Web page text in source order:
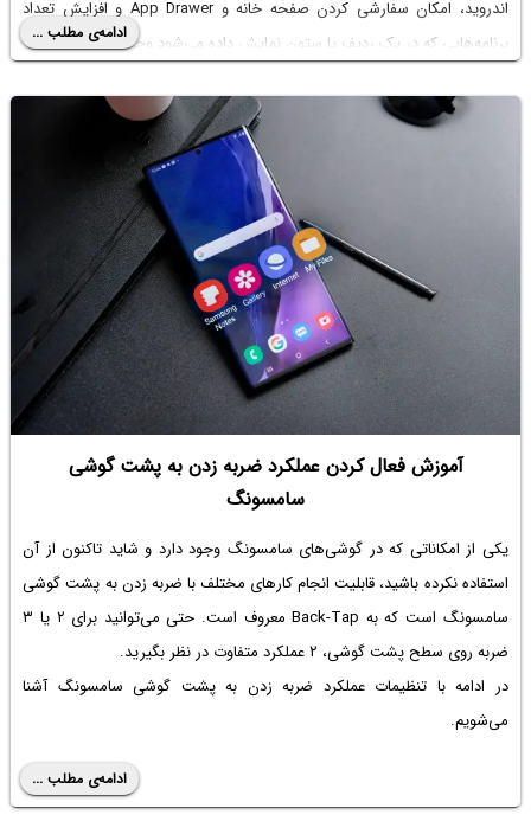
اندروید، امکان سفارشی کردن صفحه خانه و App Drawer و افزایش تعداد
برنامه‌هایی که در یک ردیف یا ستون نمایش داده می‌شود وجود دارد.
Lock قابلیت سفارشی‌سازی دارد و می‌توانید تعداد برنامه‌ها را افزایش دهید. در
ادامه‌ی مطلب ...
آموزش فعال کردن عملکرد ضربه زدن به پشت گوشی
سامسونگ
یکی از امکاناتی که در گوشی‌های سامسونگ وجود دارد و شاید تاکنون از آن
استفاده نکرده باشید، قابلیت انجام کارهای مختلف با ضربه زدن به پشت گوشی
سامسونگ
است که به Back-Tap معروف است. حتی می‌توانید برای ۲ یا ۳
ضربه روی سطح پشت گوشی، ۲ عملکرد متفاوت در نظر بگیرید.
در ادامه با تنظیمات عملکرد ضربه زدن به پشت گوشی سامسونگ آشنا
می‌شویم.
ادامه‌ی مطلب ...